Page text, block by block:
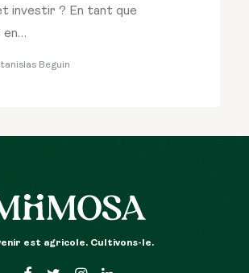
investir ? En tant que
en…
Beguin
est agricole. Cultivons-le.